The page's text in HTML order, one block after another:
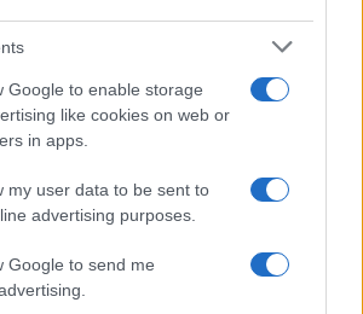
Google to enable storage
like cookies on web or
in apps.
my user data to be sent to
advertising purposes.
Google to send me
governo introduce nuove regole per
delle piattaforme
2026